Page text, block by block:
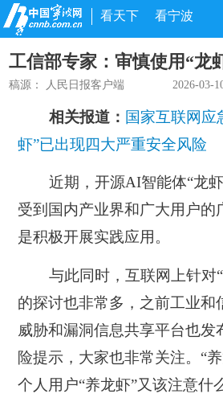
看天下 看宁波
工信部专家：审慎使用“龙
稿源： 人民日报客户端 2026-03-
相关报道： 国家互联网应
虾”已出现四大严重安全风险
近期，开源AI智能体“龙
受到国内产业界和广大用户的
是积极开展实践应用。
与此同时，互联网上针对
的探讨也非常多，之前工业和
威胁和漏洞信息共享平台也发
险提示，大家也非常关注。“
个人用户“养龙虾”又该注意什